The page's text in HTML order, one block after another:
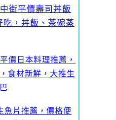
街平價壽司丼飯
，丼飯、茶碗蒸
價日本料理推薦，
食材新鮮，大推生
魚片推薦，價格便